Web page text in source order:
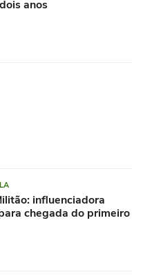
anos
influenciadora
chegada do primeiro